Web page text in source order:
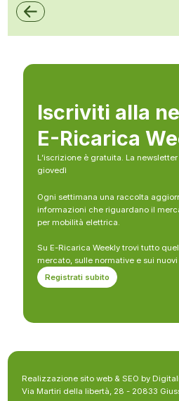
Iscriviti alla
E-Ricarica
L’iscrizione è gratuita. La
giovedì
Ogni settimana una raccolta
informazioni che riguardano il
per mobilità elettrica.
Su E-Ricarica Weekly trovi tutto
mercato, sulle normative e sui
Registrati subito
Realizzazione sito web & SEO by
Via Martiri della libertà, 28 - 20833